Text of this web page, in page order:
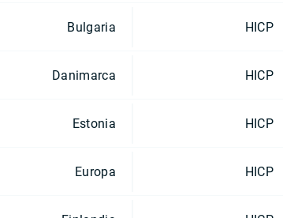
Bulgaria HICP
Danimarca HICP
Estonia HICP
Europa HICP